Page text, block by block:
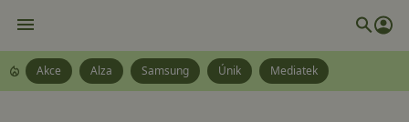
Akce Alza Samsung Únik Mediatek